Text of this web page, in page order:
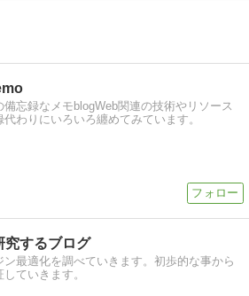
備忘録なメモblogWeb関連の技術やリソース
わりにいろいろ纏めてみています。
究するブログ
ン最適化を調べていきます。初歩的な事から
ていきます。